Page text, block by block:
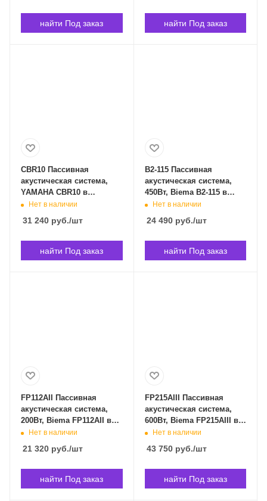
найти Под заказ найти Под заказ
CBR10 Пассивная
акустическая система,
YAMAHA CBR10 в
Владивостоке
Нет в наличии
31 240 руб./шт
найти Под заказ
B2-115 Пассивная
акустическая система,
450Вт, Biema B2-115 в
Владивостоке
Нет в наличии
24 490руб./шт
найти Под заказ
FP112AII Пассивная
акустическая система,
200Вт, Biema FP112AII в
Владивостоке
Нет в наличии
21 320 руб./шт
найти Под заказ
FP215AIII Пассивная
акустическая система,
600Вт, Biema FP215AIII в
Владивостоке
Нет в наличии
43 750руб./шт
найти Под заказ